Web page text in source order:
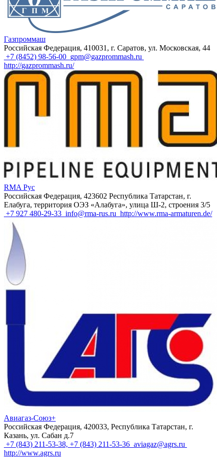
Газпроммаш
Российская Федерация, 410031, г. Саратов, ул. Московская, 44
+7 (8452) 98-56-00 gpm@gazprommash.ru
http://gazprommash.ru/
RMA Рус
Российская Федерация, 423602 Республика Татарстан, г.
Елабуга, территория ОЭЗ «Алабуга», улица Ш-2, строения 3/5
+7 927 480-29-33 info@rma-rus.ru http://www.rma-armaturen.de/
Авиагаз-Союз+
Российская Федерация, 420033, Республика Татарстан, г.
Казань, ул. Сабан д.7
+7 (843) 211-53-38, +7 (843) 211-53-36 aviagaz@agrs.ru
http://www.agrs.ru